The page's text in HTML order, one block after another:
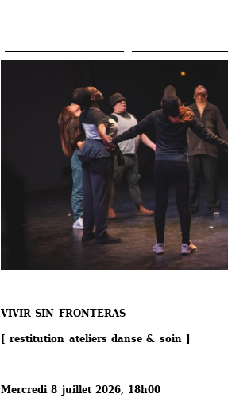
contenu
VIVIR SIN FRONTERAS
[ restitution ateliers danse & soin ]
Mercredi 8 juillet 2026, 18h00